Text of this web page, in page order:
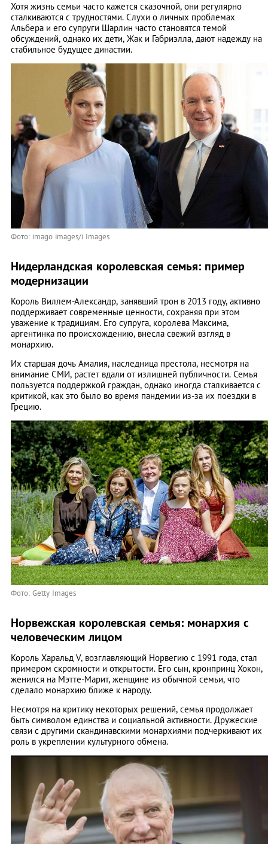
Хотя жизнь семьи часто кажется сказочной, они регулярно
сталкиваются с трудностями. Слухи о личных проблемах
Альбера и его супруги Шарлин часто становятся темой
обсуждений, однако их дети, Жак и Габриэлла, дают надежду на
стабильное будущее династии.
Фото: imago images/i Images
Нидерландская королевская семья: пример
модернизации
Король Виллем-Александр, занявший трон в 2013 году, активно
поддерживает современные ценности, сохраняя при этом
уважение к традициям. Его супруга, королева Максима,
аргентинка по происхождению, внесла свежий взгляд в
монархию.
Их старшая дочь Амалия, наследница престола, несмотря на
внимание СМИ, растет вдали от излишней публичности. Семья
пользуется поддержкой граждан, однако иногда сталкивается с
критикой, как это было во время пандемии из-за их поездки в
Грецию.
Фото: Getty Images
Норвежская королевская семья: монархия с
человеческим лицом
Король Харальд V, возглавляющий Норвегию с 1991 года, стал
примером скромности и открытости. Его сын, кронпринц Хокон,
женился на Мэтте-Марит, женщине из обычной семьи, что
сделало монархию ближе к народу.
Несмотря на критику некоторых решений, семья продолжает
быть символом единства и социальной активности. Дружеские
связи с другими скандинавскими монархиями подчеркивают их
роль в укреплении культурного обмена.